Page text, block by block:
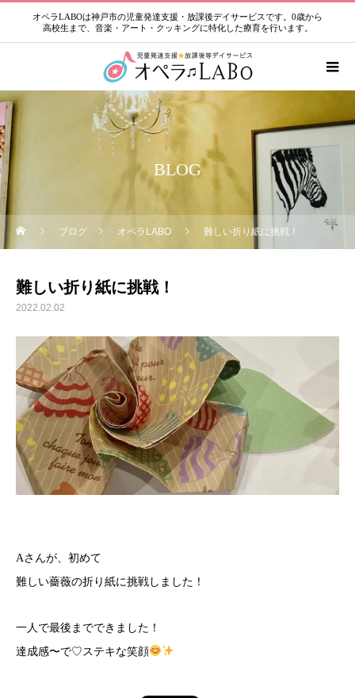
オペラLABOは神戸市の児童発達支援・放課後デイサービスです。0歳から
高校生まで、音楽・アート・クッキングに特化した療育を行います。
BLOG
ブログ オペラLABO 難しい折り紙に挑戦！
難しい折り紙に挑戦！
2022.02.02
Aさんが、初めて
難しい薔薇の折り紙に挑戦しました！
一人で最後までできました！
達成感〜で♡ステキな笑顔